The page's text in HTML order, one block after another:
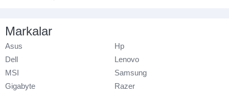
Markalar
Asus
Hp
Dell
Lenovo
MSI
Samsung
Gigabyte
Razer